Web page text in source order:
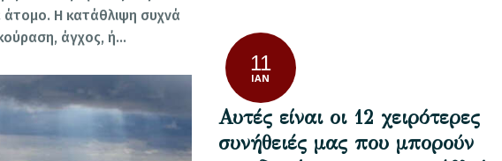
Η κατάθλιψη συχνά
άγχος, ή…
11
ΙΑΝ
Αυτές είναι οι 12 χειρότερες
συνήθειές μας που μπορούν